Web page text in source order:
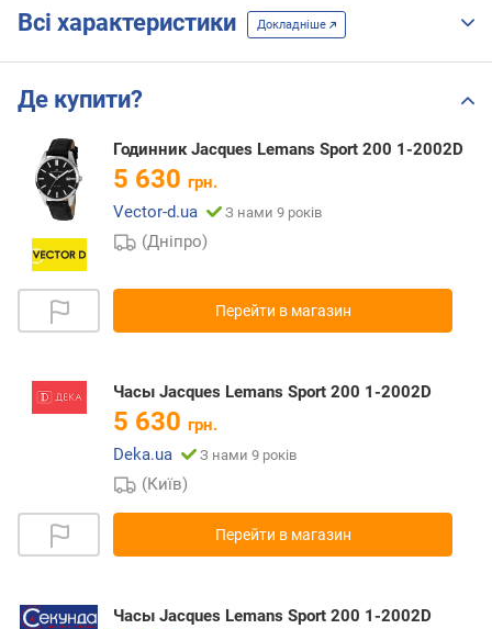
Всі характеристики Докладніше
Де купити?
Годинник Jacques Lemans Sport 200 1-2002D
5 630 грн.
Vector-d.ua
З нами 9 років
(Дніпро)
Перейти в магазин
Часы Jacques Lemans Sport 200 1-2002D
5 630 грн.
Deka.ua
З нами 9 років
(Київ)
Перейти в магазин
Часы Jacques Lemans Sport 200 1-2002D